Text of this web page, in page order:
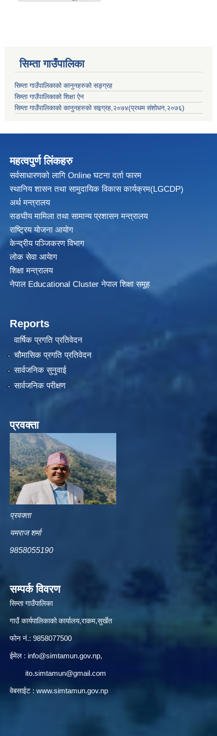
सिम्ता गाउँपालिका
सिम्ता गाउँपालिकाको कानुनहरुको सङ्ग्रह
सिम्ता गाउँपालिकाको शिक्षा ऐन
सिम्ता गाउँपालिकाको कानुनहरुको सइग्रह,२०७४(प्रथम संशोधन,२०७६)
महत्वपुर्ण लिंकहरु
सर्वसाधारणको लागि Online घटना दर्ता फारम
स्थानिय शासन तथा सामुदायिक विकासकार्यक्रम(LGCDP)
अर्थ मन्त्रालय
सङघीय मामिला तथा सामान्य प्रशासन मन्त्रालय
राष्ट्रिय योजना आयोग
केन्द्रीय पञ्जिकरण विभाग
लोक सेवा आयेाग
शिक्षा मन्त्रालय
नेपाल Educational Cluster नेपाल शिक्षा समूह
Reports
वार्षिक प्रगति प्रतिवेदन
चौमासिक प्रगति प्रतिवेदन
सार्वजनिक सुनुवाई
सार्वजनिक परीक्षण
प्रवक्ता
प्रवक्ता
यमराज शर्मा
9858055190
सम्पर्क विवरण
सिम्ता गाउँपालिका
गाउँ कार्यपालिकाको कार्यालय,राकम,सुर्खेत
फोन नं.: 9858077500
ईमेल‌ : info@simtamun.gov.np,
ito.simtamun@gmail.com
वेबसाईट : www.simtamun.gov.np